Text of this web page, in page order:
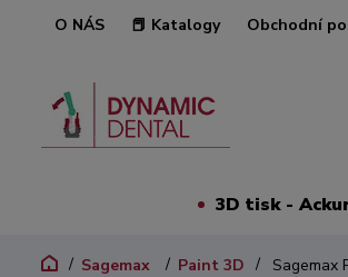
O NÁS 📕 Katalogy Obchodní
3D tisk -
Sagemax Paint 3D Sagemax